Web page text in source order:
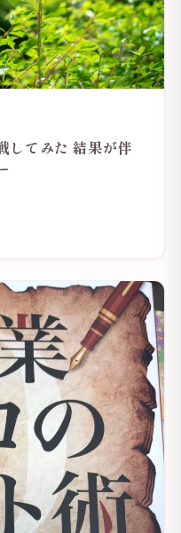
してみた 結果が伴